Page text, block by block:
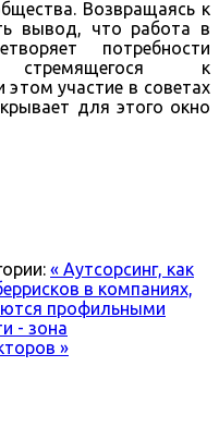
Возвращаясь к
вывод, что работа в
потребности
стремящегося к
участие в советах
для этого окно
« Аутсорсинг, как
в компаниях,
профильными
- зона
»